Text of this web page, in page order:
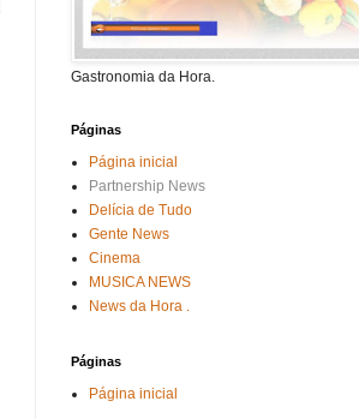
Gastronomia da Hora.
Páginas
Página inicial
Partnership News
Delícia de Tudo
Gente News
Cinema
MUSICA NEWS
News da Hora .
Páginas
Página inicial